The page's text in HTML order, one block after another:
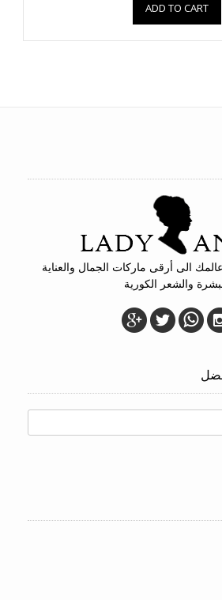
ADD TO CART
الى أرقى ماركات الجمال والعناية
والشعر الكورية